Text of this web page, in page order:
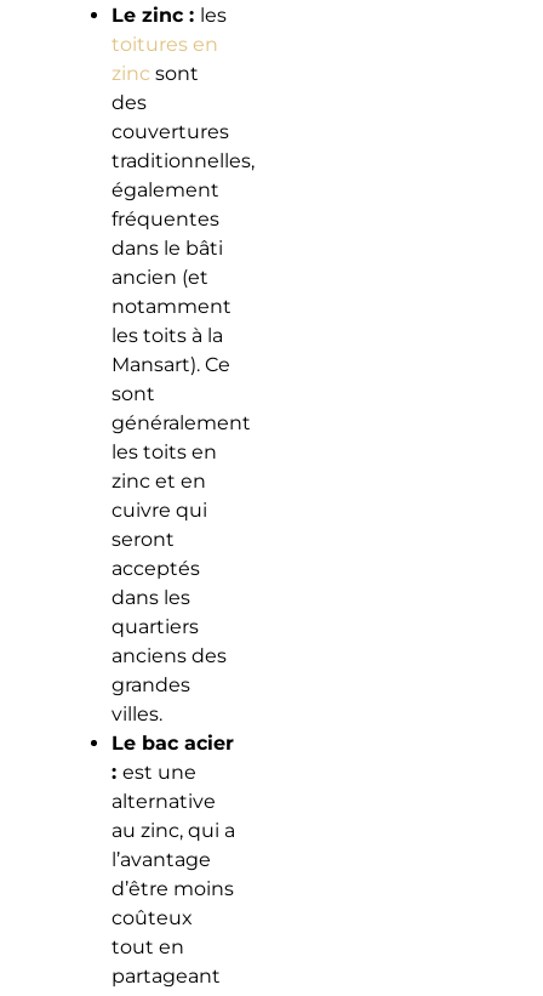
Le zinc : les
toitures en
zinc sont
des
couvertures
traditionnelles,
également
fréquentes
dans le bâti
ancien (et
notamment
les toits à la
Mansart). Ce
sont
généralement
les toits en
zinc et en
cuivre qui
seront
acceptés
dans les
quartiers
anciens des
grandes
villes.
Le bac acier
: est une
alternative
au zinc, qui a
l’avantage
d’être moins
coûteux
tout en
partageant